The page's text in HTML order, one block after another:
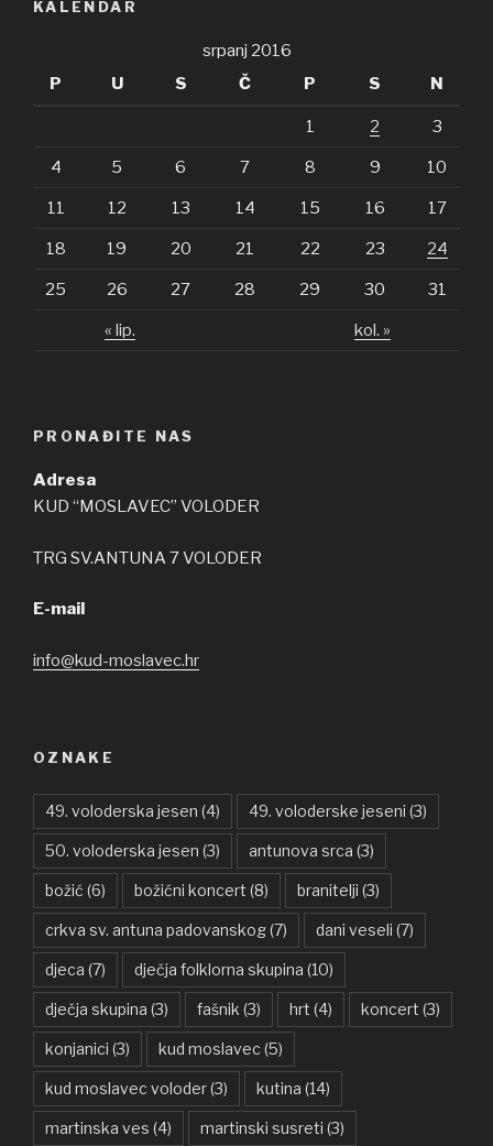
KALENDAR
srpanj 2016
P
U S Č P S N
« lip. kol. »
1 2 3
4 5 6 7 8 9 10
11 12 13 14 15 16 17
18 19 20 21 22 23 24
25 26 27 28 29 30 31
PRONAĐITE NAS
Adresa
KUD “MOSLAVEC” VOLODER
TRG SV.ANTUNA 7 VOLODER
E-mail
info@kud-moslavec.hr
OZNAKE
49. voloderska jesen (4) 49. voloderske jeseni (3)
50. voloderska jesen (3) antunova srca (3)
božić (6) božićni koncert (8) branitelji (3)
crkva sv. antuna padovanskog(7) dani veseli (7)
djeca (7) dječja folklorna skupina (10)
dječja skupina (3) fašnik (3) hrt (4) koncert (3)
konjanici (3) kud moslavec (5)
kud moslavec voloder(3) kutina (14)
martinska ves (4) martinski susreti (3)